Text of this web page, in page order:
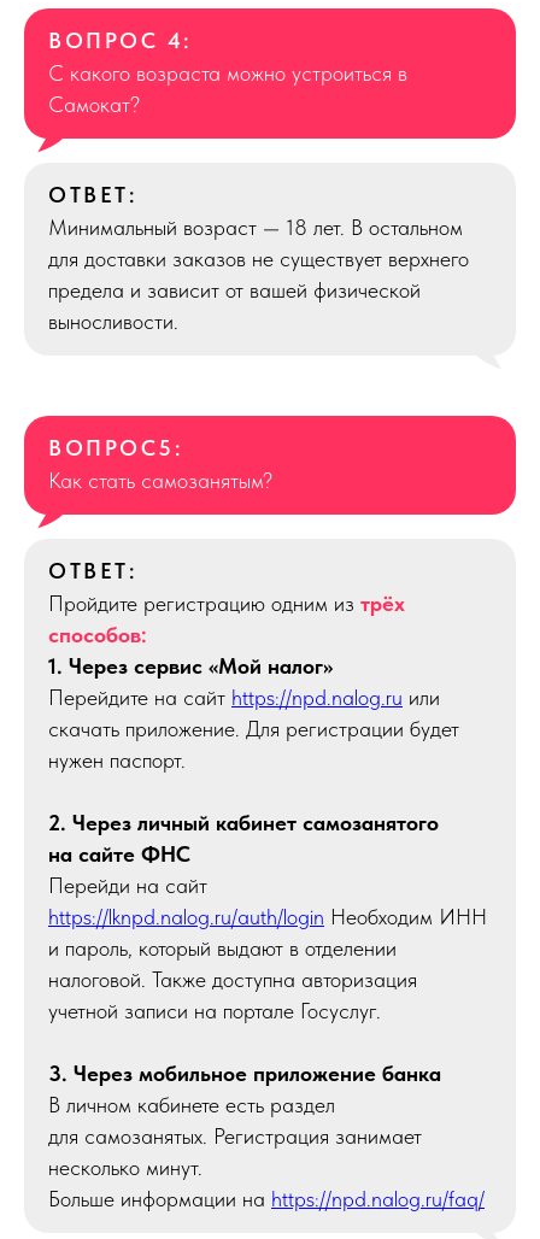
ВОПРОС 4:
С какого возраста можно устроиться в
Самокат?
ОТВЕТ:
Минимальный возраст — 18 лет. В остальном
для доставки заказов не существует верхнего
предела и зависит от вашей физической
выносливости.
ВОПРОС5:
Как стать самозанятым?
ОТВЕТ:
Пройдите регистрацию одним из трёх
способов:
1. Через сервис «Мой налог»
Перейдите на сайт https://npd.nalog.ru или
скачать приложение. Для регистрации будет
нужен паспорт.
2. Через личный кабинет самозанятого
на сайте ФНС
Перейди на сайт
https://lknpd.nalog.ru/auth/login Необходим ИНН
и пароль, который выдают в отделении
налоговой. Также доступна авторизация
учетной записи на портале Госуслуг.
3. Через мобильное приложение банка
В личном кабинете есть раздел
для самозанятых. Регистрация занимает
несколько минут.
Больше информации на https://npd.nalog.ru/faq/